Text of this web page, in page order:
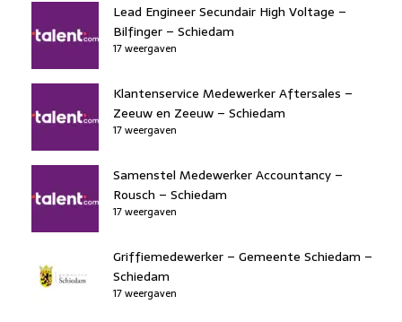
Lead Engineer Secundair High Voltage –
Bilfinger – Schiedam
17 weergaven
Klantenservice Medewerker Aftersales –
Zeeuw en Zeeuw – Schiedam
17 weergaven
Samenstel Medewerker Accountancy –
Rousch – Schiedam
17 weergaven
Griffiemedewerker – Gemeente Schiedam –
Schiedam
17 weergaven